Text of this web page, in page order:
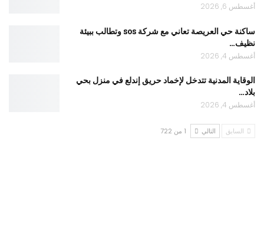
أغسطس 6, 2026
ساكنة حي العريصة تعاني مع شركة sos وتطالب ببيئة
نظيف…
أغسطس 4, 2026
الوقاية المدنية تتدخل لإخماد حريق إندلع في منزل بحي
بلاد…
أغسطس 4, 2026
السابق التالي 1 من 722